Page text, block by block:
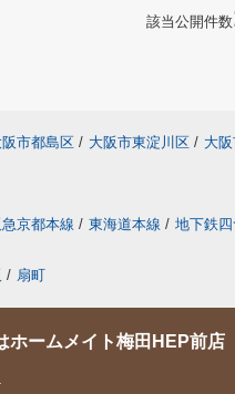
該当公開件数
阪市都島区 / 大阪市東淀川区 / 大
急京都本線 / 東海道本線 / 地下鉄
/ 扇町
ホームメイト梅田HEP前店